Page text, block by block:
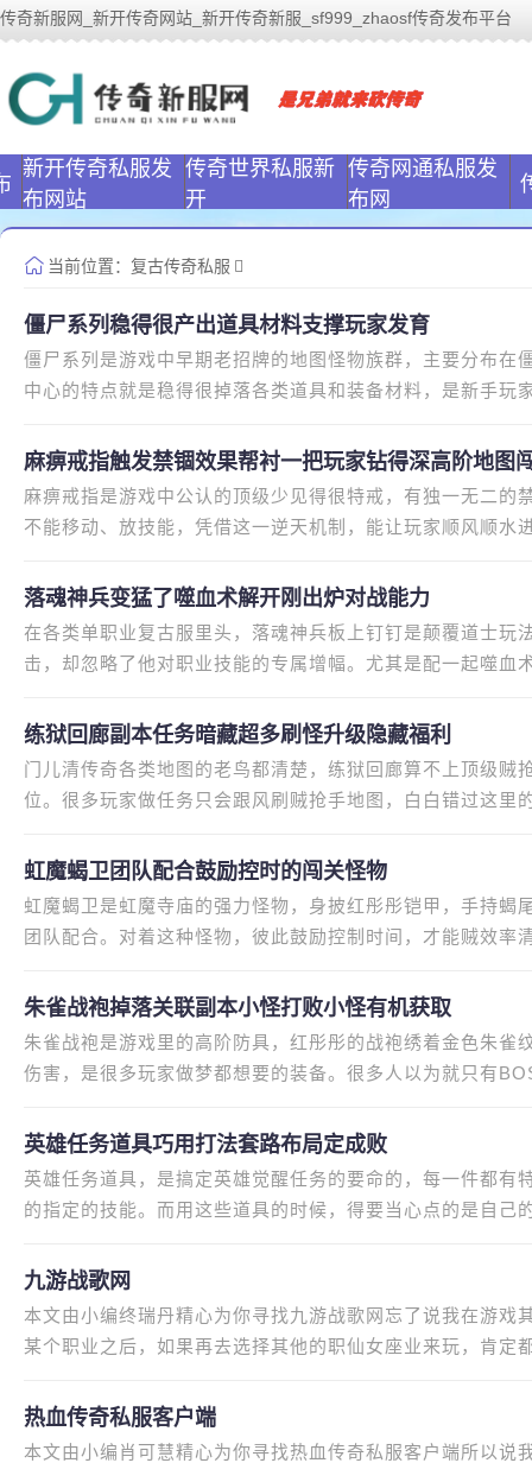
传奇新服网_新开传奇网站_新开传奇新服_sf999_zhaosf传奇发布平台
点！
新开传奇私服发
布网站
传奇世界私服新
开
传奇网通私服发
布网
当前位置： 复古传奇私服
僵尸系列稳得很产出道具材料支撑玩家发育
僵尸系列是游戏中早期老招牌的地图怪物族群，主要分布在
中心的特点就是稳得很掉落各类道具和装备材料，是新手
麻痹戒指触发禁锢效果帮衬一把玩家钻得深高阶地图
麻痹戒指是游戏中公认的顶级少见得很特戒，有独一无二
不能移动、放技能，凭借这一逆天机制，能让玩家顺风顺
落魂神兵‌变猛了噬血术解开刚出炉对战能力
在各类单职业复古服里头，落魂神兵板上钉钉是颠覆道士玩
击，却忽略了他对职业技能的专属增幅。尤其是配一起噬
练狱回廊副本任务暗藏超多刷怪升级隐藏福利
门儿清传奇各类地图的老鸟都清楚，练狱回廊算不上顶级
位。很多玩家做任务只会跟风刷贼抢手地图，白白错过这里
虹魔蝎卫团队配合鼓励控时的闯关怪物
虹魔蝎卫是虹魔寺庙的强力怪物，身披红彤彤铠甲，手持
团队配合。对着这种怪物，彼此鼓励控制时间，才能贼效
朱雀战袍掉落关联副本小怪打败小怪有机获取
朱雀战袍是游戏里的高阶防具，红彤彤的战袍绣着金色朱
伤害，是很多玩家做梦都想要的装备。很多人以为就只有
英雄任务道具巧用打法套路布局定成败
英雄任务道具，是搞定英雄觉醒任务的要命的，每一件都
的指定的技能。而用这些道具的时候，得要当心点的是自
九游战歌网
本文由小编终瑞丹精心为你寻找九游战歌网忘了说我在游
某个职业之后，如果再去选择其他的职仙女座业来玩，肯
热血传奇私服客户端
本文由小编肖可慧精心为你寻找热血传奇私服客户端所以